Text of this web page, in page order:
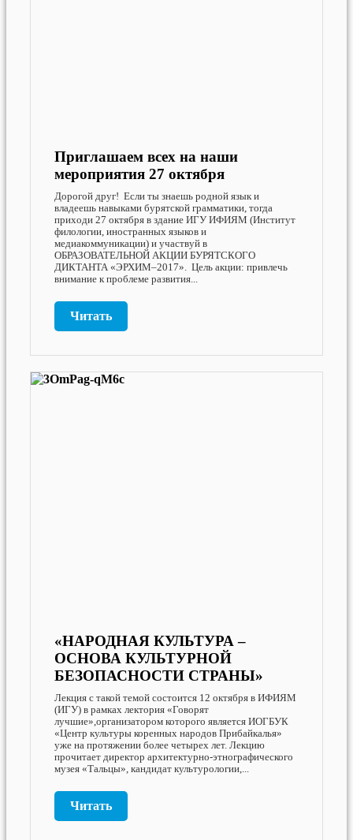
Приглашаем всех на наши
мероприятия 27 октября
Дорогой друг! Если ты знаешь родной язык и
владеешь навыками бурятской грамматики, тогда
приходи 27 октября в здание ИГУ ИФИЯМ (Институт
филологии, иностранных языков и
медиакоммуникации) и участвуй в
ОБРАЗОВАТЕЛЬНОЙ АКЦИИ БУРЯТСКОГО
ДИКТАНТА «ЭРХИМ–2017». Цель акции: привлечь
внимание к проблеме развития...
Читать
«НАРОДНАЯ КУЛЬТУРА –
ОСНОВА КУЛЬТУРНОЙ
БЕЗОПАСНОСТИ СТРАНЫ»
Лекция с такой темой состоится 12 октября в ИФИЯМ
(ИГУ) в рамках лектория «Говорят
лучшие»,организатором которого является ИОГБУК
«Центр культуры коренных народов Прибайкалья»
уже на протяжении более четырех лет. Лекцию
прочитает директор архитектурно-этнографического
музея «Тальцы», кандидат культурологии,...
Читать